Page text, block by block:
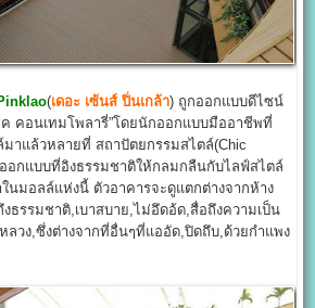
(เดอะ เซ้นส์ ปิ่นเกล้า) ถูกออกแบบดีไซน์
คอนเทมโพลารี่”โดยนักออกแบบมืออาชีพที่
าแล้วหลายที่ สถาปัตยกรรมสไตล์(Chic
ออกแบบที่อิงธรรมชาติให้กลมกลืนกับไลฟ์สไตล์
นมอลล์แห่งนี้ ตัวอาคารจะดูแตกต่างจากห้าง
ธรรมชาติ,เบาสบาย,ไม่อึดอ้ด,สื่อถึงความเป็น
ลวง,ซึ่งต่างจากที่อื่นๆที่แออัด,ปิดถึบ,ด้วยกำแพง